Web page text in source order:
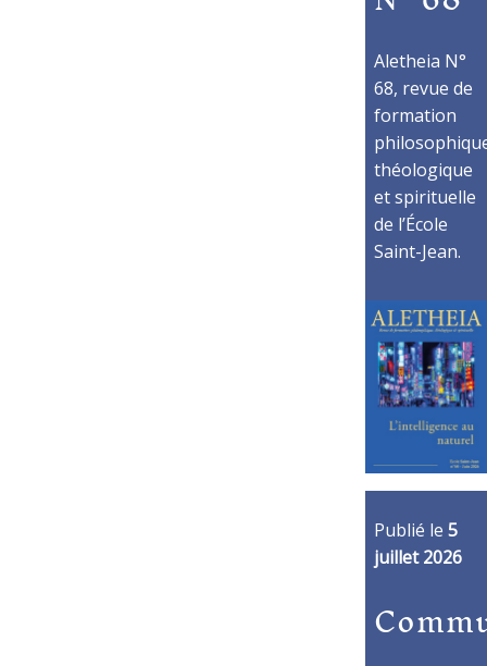
Aletheia N°
68, revue de
formation
théologique
et spirituelle
de l’École
Saint-Jean.
Publié le 5
juillet 2026